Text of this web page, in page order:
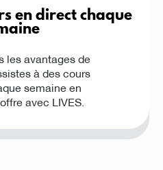
en direct chaque
les avantages de
à des cours
semaine en
avec LIVES.